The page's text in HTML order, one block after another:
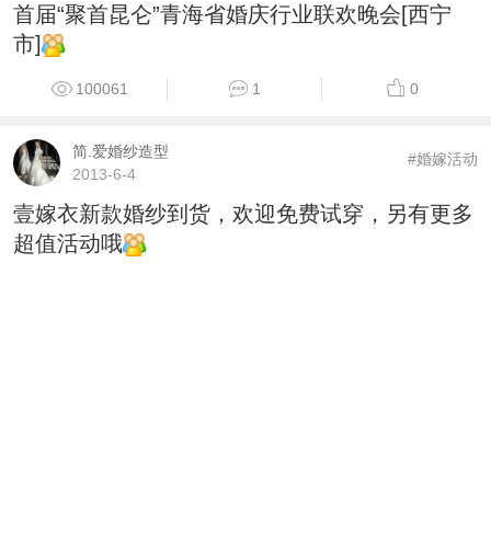
首届“聚首昆仑”青海省婚庆行业联欢晚会[西宁
市]
100061 1 0
简.爱婚纱造型
2013-6-4
#婚嫁活动
壹嫁衣新款婚纱到货，欢迎免费试穿，另有更多
超值活动哦